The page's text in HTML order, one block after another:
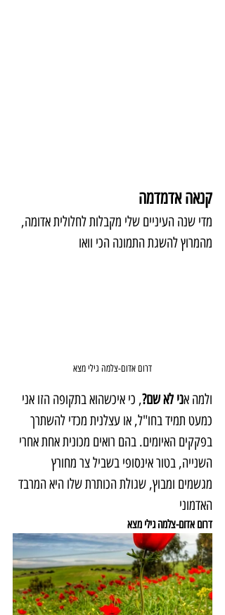
קנאה אדמדמה
מדי שנה העיניים שלי מקבלות לחלולית אדומה,
מהמרוץ להשגת התמונה הכי וואו
דרום אדום-צלמה גילי מצא
ולמה אני לא שם?, כי איכשהוא בתקופה הזו אני
כמעט תמיד בחו"ל, או עצלנית מכדי להשתרך
בפקקים האיומים. בהם רואים מכונית אחת אחרי
השנייה, בטור אינסופי בשביל צר מחורץ
מגשמים ומבוץ, שגולת הכותרת שלו היא המרבד
האדמוני
דרום אדום-צלמה גילי מצא